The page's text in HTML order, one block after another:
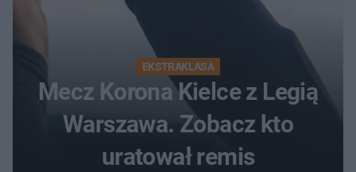
EKSTRAKLASA
Mecz Korona Kielce z Legią
Warszawa. Zobacz kto
uratował remis